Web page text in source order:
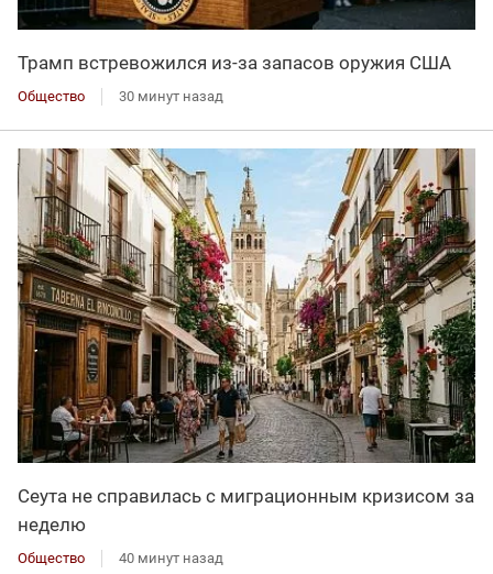
Трамп встревожился из-за запасов оружия США
Общество 30 минут назад
Сеута не справилась с миграционным кризисом за
неделю
Общество 40 минут назад